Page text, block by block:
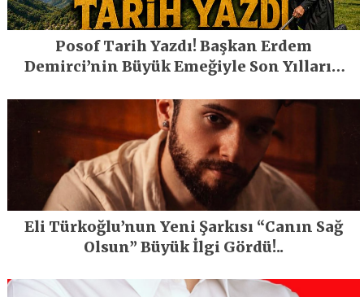
Posof Tarih Yazdı! Başkan Erdem
Demirci’nin Büyük Emeğiyle Son Yılların
Eli Türkoğlu’nun Yeni Şarkısı “Canın Sağ
Olsun” Büyük İlgi Gördü!..